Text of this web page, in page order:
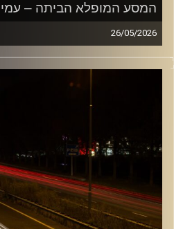
המסע המופלא הביתה –
26/05/2026
מוזיקה שתלווה אותנו אחרי יום
הביתה בשלום עם עמית נוימן
קרדיט תמונות: